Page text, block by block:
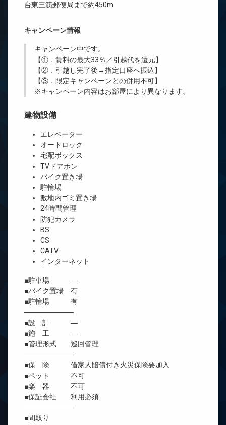
台東三筋郵便局まで約450m
キャンペーン情報
キャンペーン中です。
【①．賃料の最大33％／引越代を還元】
【②．引越し完了後→指定口座へ振込】
【③．限定キャンペーンとの併用不可】
※キャンペーン内容はお部屋により異なります。
建物設備
エレベーター
オートロック
宅配ボックス
TVドアホン
バイク置き場
駐輪場
敷地内ゴミ置き場
24時間管理
防犯カメラ
BS
CS
CATV
インターネット
■駐車場 ―
■バイク置場 有
■駐輪場 有
―――――――
■設 計 ―
■施 工 ―
■管理形式 巡回管理
―――――――
■保 険 借家人賠償付き火災保険要加入
■ペット 不可
■楽 器 不可
■保証会社 利用必須
―――――――
■間取り